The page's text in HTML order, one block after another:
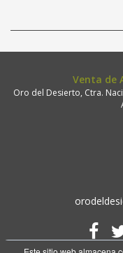
Venta de
Oro del Desierto, Ctra.